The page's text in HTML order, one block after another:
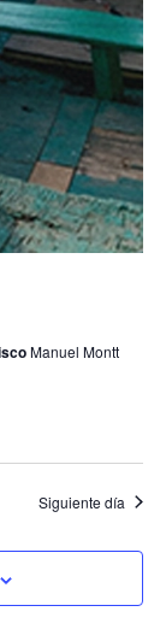
Manuel Montt
Siguiente día